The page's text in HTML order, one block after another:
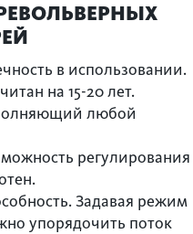
в использовании.
на 15-20 лет.
любой
регулирования
Задавая режим
упорядочить поток